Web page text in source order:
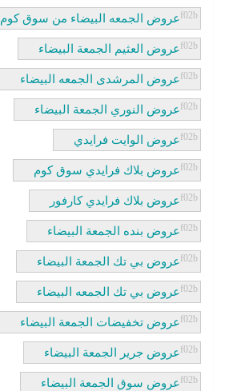
عروض الجمعه البيضاء من سوق كوم
عروض العثيم الجمعة البيضاء
عروض المرشدى الجمعه البيضاء
عروض النوري الجمعة البيضاء
عروض الوايت فرايدي
عروض بلاك فرايدي سوق كوم
عروض بلاك فرايدي كارفور
عروض بنده الجمعة البيضاء
عروض بي تك الجمعة البيضاء
عروض بي تك الجمعه البيضاء
عروض تخفيضات الجمعة البيضاء
عروض جرير الجمعة البيضاء
عروض سوق الجمعة البيضاء